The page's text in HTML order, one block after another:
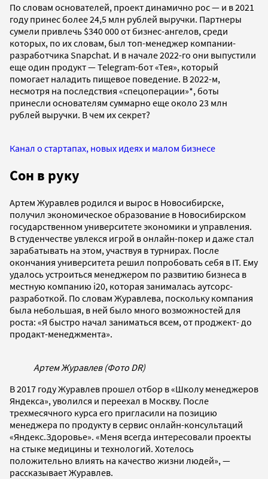
По словам основателей, проект динамично рос — и в 2021
году принес более 24,5 млн рублей выручки. Партнеры
сумели привлечь $340 000 от бизнес-ангелов, среди
которых, по их словам, был топ-менеджер компании-
разработчика Snapchat. И в начале 2022-го они выпустили
еще один продукт — Telegram-бот «Тея», который
помогает наладить пищевое поведение. В 2022-м,
несмотря на последствия «спецоперации»*, боты
принесли основателям суммарно еще около 23 млн
рублей выручки. В чем их секрет?
Канал о стартапах, новых идеях и малом бизнесе
Сон в руку
Артем Журавлев родился и вырос в Новосибирске,
получил экономическое образование в Новосибирском
государственном университете экономики и управления.
В студенчестве увлекся игрой в онлайн-покер и даже стал
зарабатывать на этом, участвуя в турнирах. После
окончания университета решил попробовать себя в IT. Ему
удалось устроиться менеджером по развитию бизнеса в
местную компанию i20, которая занималась аутсорс-
разработкой. По словам Журавлева, поскольку компания
была небольшая, в ней было много возможностей для
роста: «Я быстро начал заниматься всем, от проджект- до
продакт-менеджмента».
Артем Журавлев (Фото DR)
В 2017 году Журавлев прошел отбор в «Школу менеджеров
Яндекса», уволился и переехал в Москву. После
трехмесячного курса его пригласили на позицию
менеджера по продукту в сервис онлайн-консультаций
«Яндекс.Здоровье». «Меня всегда интересовали проекты
на стыке медицины и технологий. Хотелось
положительно влиять на качество жизни людей», —
рассказывает Журавлев.